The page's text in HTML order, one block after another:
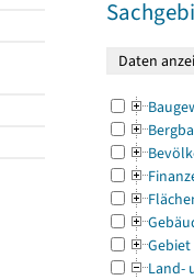
Gebiet
Land-